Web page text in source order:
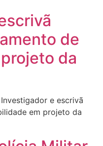
de
da
e escrivã
em projeto da